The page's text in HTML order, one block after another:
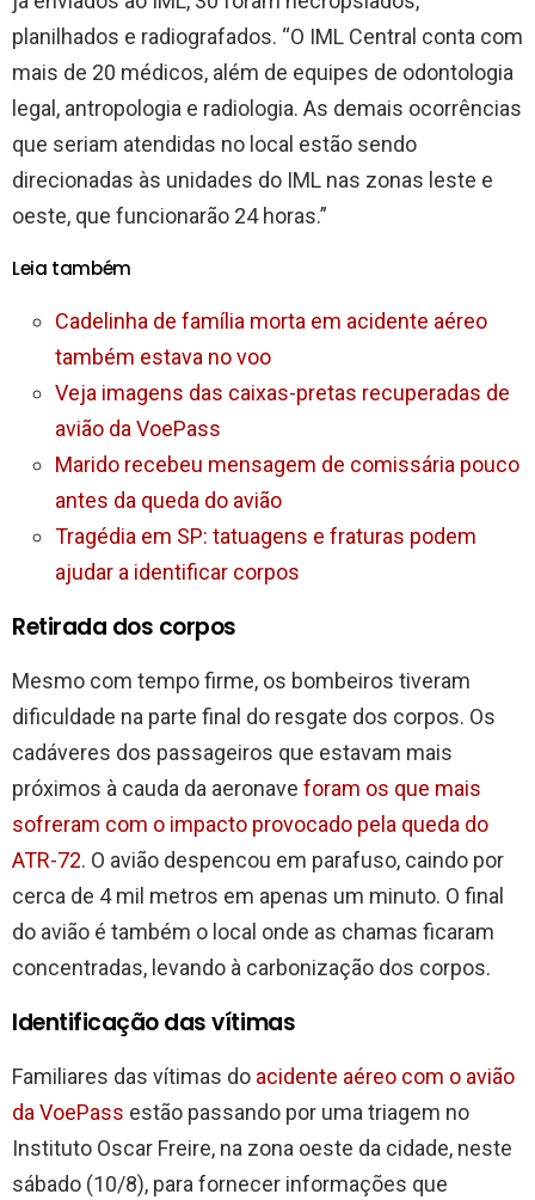
planilhados e radiografados. “O IML Central conta com
mais de 20 médicos, além de equipes de odontologia
legal, antropologia e radiologia. As demais ocorrências
que seriam atendidas no local estão sendo
direcionadas às unidades do IML nas zonas leste e
oeste, que funcionarão 24 horas.”
Leia também
Cadelinha de família morta em acidente aéreo
também estava no voo
Veja imagens das caixas-pretas recuperadas de
avião da VoePass
Marido recebeu mensagem de comissária pouco
antes da queda do avião
Tragédia em SP: tatuagens e fraturas podem
ajudar a identificar corpos
Retirada dos corpos
Mesmo com tempo firme, os bombeiros tiveram
dificuldade na parte final do resgate dos corpos. Os
cadáveres dos passageiros que estavam mais
próximos à cauda da aeronave foram os que mais
sofreram com o impacto provocado pela queda do
ATR-72. O avião despencou em parafuso, caindo por
cerca de 4 mil metros em apenas um minuto. O final
do avião é também o local onde as chamas ficaram
concentradas, levando à carbonização dos corpos.
Identificação das vítimas
Familiares das vítimas do acidente aéreo com o avião
da VoePass estão passando por uma triagem no
Instituto Oscar Freire, na zona oeste da cidade, neste
sábado (10/8), para fornecer informações que